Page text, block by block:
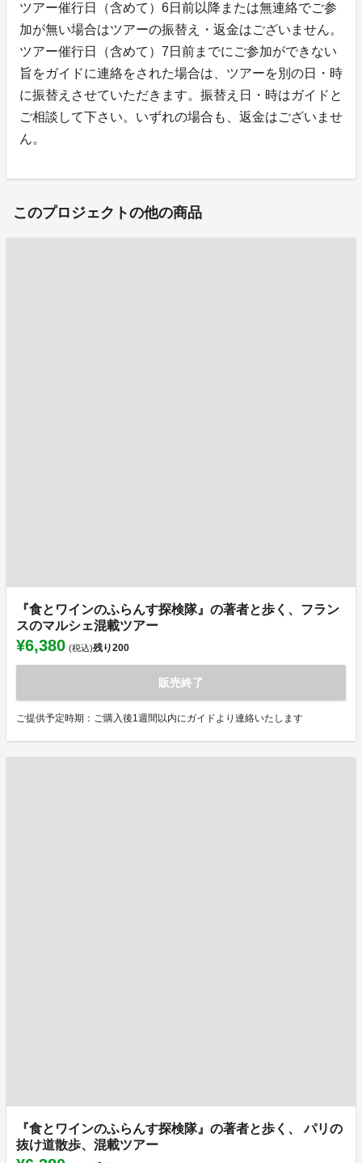
ツアー催行日（含めて）6日前以降または無連絡でご参
加が無い場合はツアーの振替え・返金はございません。
ツアー催行日（含めて）7日前までにご参加ができない
旨をガイドに連絡をされた場合は、ツアーを別の日・時
に振替えさせていただきます。振替え日・時はガイドと
ご相談して下さい。いずれの場合も、返金はございませ
ん。
このプロジェクトの他の商品
『食とワインのふらんす探検隊』の著者と歩く、フラン
スのマルシェ混載ツアー
¥6,380 (税込)残り200
販売終了
ご提供予定時期：ご購入後1週間以内にガイドより連絡いたします
『食とワインのふらんす探検隊』の著者と歩く、 パリの
抜け道散歩、混載ツアー